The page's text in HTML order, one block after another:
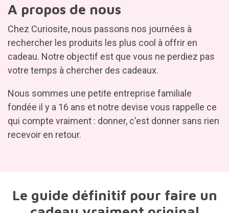
A propos de nous
Chez Curiosite, nous passons nos journées à
rechercher les produits les plus cool à offrir en
cadeau. Notre objectif est que vous ne perdiez pas
votre temps à chercher des cadeaux.
Nous sommes une petite entreprise familiale
fondée il y a 16 ans et notre devise vous rappelle ce
qui compte vraiment : donner, c'est donner sans rien
recevoir en retour.
Le guide définitif pour faire un